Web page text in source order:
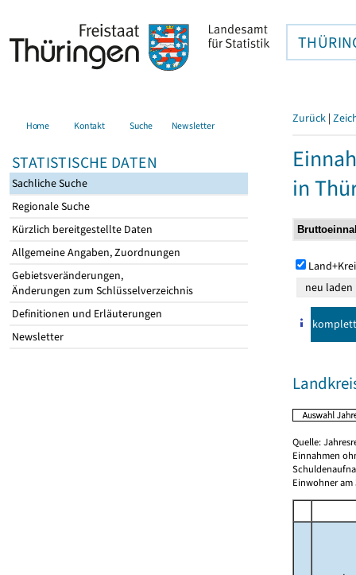
Home Kontakt Suche Newsletter
STATISTISCHE DATEN
Sachliche Suche
Regionale Suche
Kürzlich bereitgestellte Daten
Allgemeine Angaben, Zuordnungen
Gebietsveränderungen,
Änderungen zum Schlüsselverzeichnis
Definitionen und Erläuterungen
Newsletter
Zurück |
in
komplett
Quelle:
Einnahmen
Einwohner am